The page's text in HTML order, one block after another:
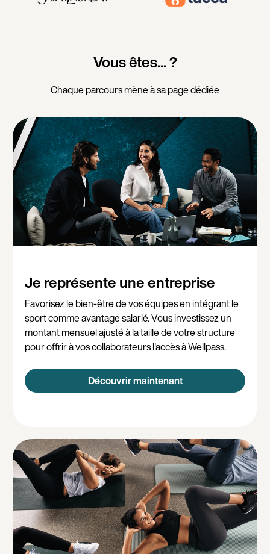
Vous êtes... ?
Chaque parcours mène à sa page dédiée
Je représente une entreprise
Favorisez le bien-être de vos équipes en intégrant le
sport comme avantage salarié. Vous investissez un
montant mensuel ajusté à la taille de votre structure
pour offrir à vos collaborateurs l'accès à Wellpass.
Découvrir maintenant